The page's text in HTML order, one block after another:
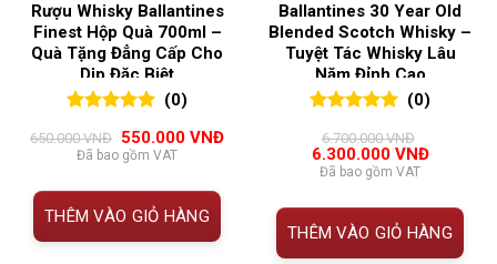
Rượu Whisky Ballantines
Finest Hộp Quà 700ml –
Quà Tặng Đẳng Cấp Cho
Dịp Đặc Biệt
đánh giá
(0)
650.000VNĐ Giá
gốc
là:
650.000 VNĐ.
550.000 VNĐGiá
550.000 VNĐ.
Đã bao gồm VAT
THÊM VÀO GIỎ HÀNG
Ballantines 30 Year Old
Blended Scotch Whisky –
Tuyệt Tác Whisky Lâu
Năm Đỉnh Cao
đánh giá
(0)
6.700.000VNĐ
Giá
gốc
6.700.000 VNĐ.
6.300.000 VNĐGiá
là:
Đã bao gồm VAT
THÊM VÀO GIỎ HÀNG